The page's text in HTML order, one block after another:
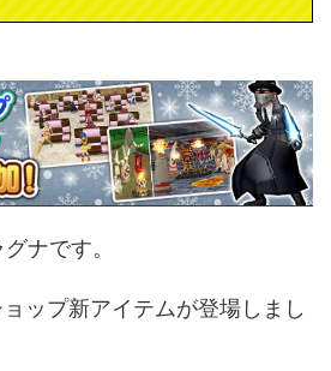
ナです。
ップ新アイテムが登場しまし